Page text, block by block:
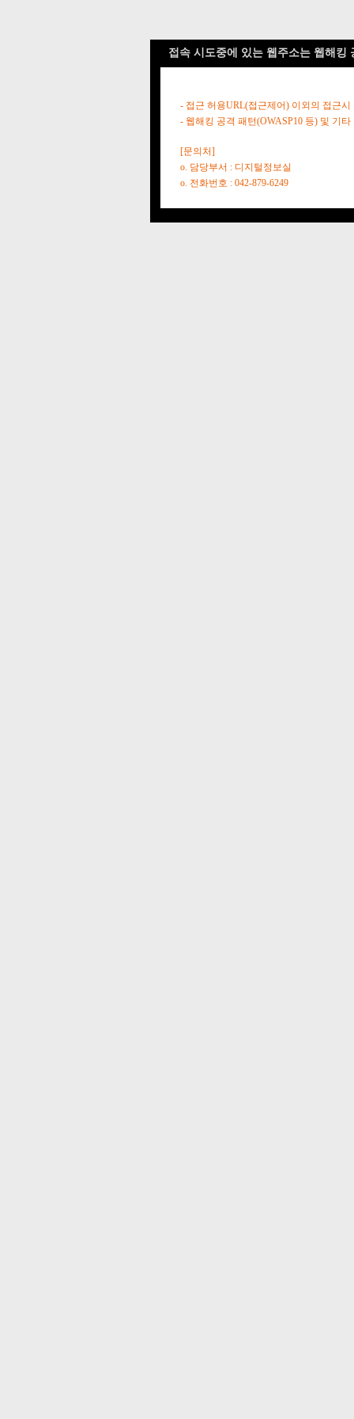
접속 시도중에 있는 웹주소는 웹해킹
- 접근 허용URL(접근제어) 이외의 접근시
- 웹해킹 공격 패턴(OWASP10 등) 및 기
[문의처]
o. 담당부서 : 디지털정보실
o. 전화번호 : 042-879-6249